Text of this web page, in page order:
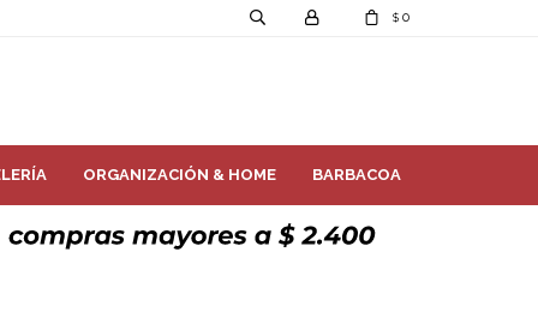
ORGANIZACIÓN & HOME BARBACOA
$ 0